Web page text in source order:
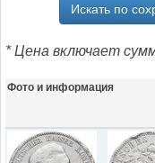
Искать по
* Цена включает
Фото и информация